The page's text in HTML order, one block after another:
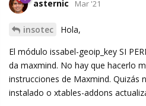
asternic Mar '21
insotec
Hola,
El módulo issabel-geoip_key SI
da maxmind. No hay que hacerlo
instrucciones de Maxmind. Quizás
instalado o xtables-addons